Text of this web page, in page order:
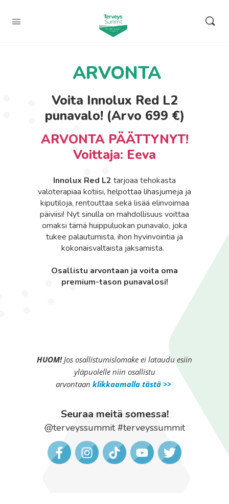
ARVONTA
Voita Innolux Red L2
punavalo! (Arvo 699 €)
ARVONTA PÄÄTTYNYT!
Voittaja: Eeva
Innolux Red L2 tarjoaa tehokasta
valoterapiaa kotiisi, helpottaa lihasjumeja ja
kiputiloja, rentouttaa sekä lisää elinvoimaa
päiviisi! Nyt sinulla on mahdollisuus voittaa
omaksi tämä huippuluokan punavalo, joka
tukee palautumista, ihon hyvinvointia ja
kokonaisvaltaista jaksamista.
Osallistu arvontaan ja voita oma
premium-tason punavalosi!
HUOM!Jos osallistumislomake ei lataudu esiin
yläpuolelle niin osallistu
arvontaan klikkaamalla tästä >>
Seuraa meitä somessa!
@terveyssummit #terveyssummit